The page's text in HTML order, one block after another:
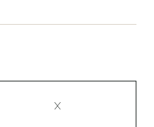
X